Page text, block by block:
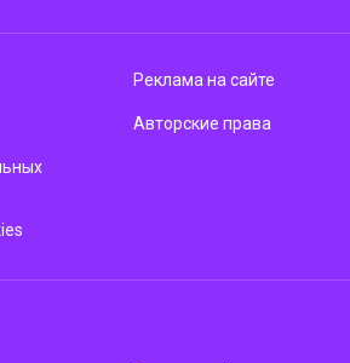
Реклама на сайте
Авторские права